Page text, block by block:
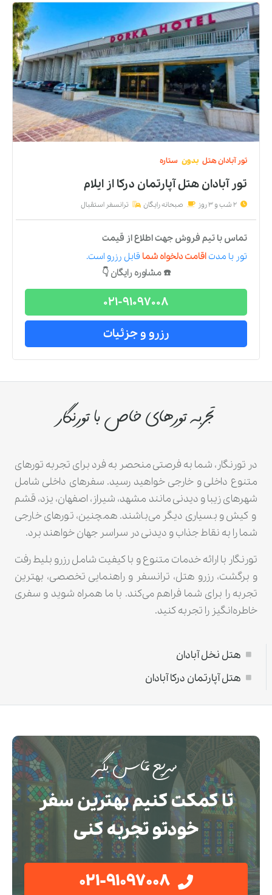
تور آبادانهتل بدون ستاره
تور آبادان هتل آپارتمان درکااز ایلام
2 شب و 3 روز صبحانه رایگان ترانسفر استقبال
تماس با تیم فروش جهت اطلاع از قیمت
تور با مدتاقامت دلخواه شما قابل رزرو است.
☎️ مشاوره رایگان 👇
021-91097008
رزرو و جزئیات
تجربه تورهای خاص با تورنگار
در تورنگار، شما به فرصتی منحصر به فرد برای تجربه تورهای
متنوع داخلی و خارجی خواهید رسید. سفرهای داخلی شامل
شهرهای زیبا و دیدنی مانند مشهد، شیراز، اصفهان، یزد، قشم
و کیش و بسیاری دیگر می‌باشند. همچنین، تورهای خارجی
شما را به نقاط جذاب و دیدنی در سراسر جهان خواهند برد.
تورنگار با ارائه خدمات متنوع و با کیفیت شامل رزرو بلیط رفت
و برگشت، رزرو هتل، ترانسفر و راهنمایی تخصصی، بهترین
تجربه را برای شما فراهم می‌کند. با ما همراه شوید و سفری
خاطره‌انگیز را تجربه کنید.
هتل نخل آبادان
هتل آپارتمان درکا آبادان
سریع تماس بگیر
تا کمکت کنیم بهترین سفر
خودتو تجربه کنی
021-91097008